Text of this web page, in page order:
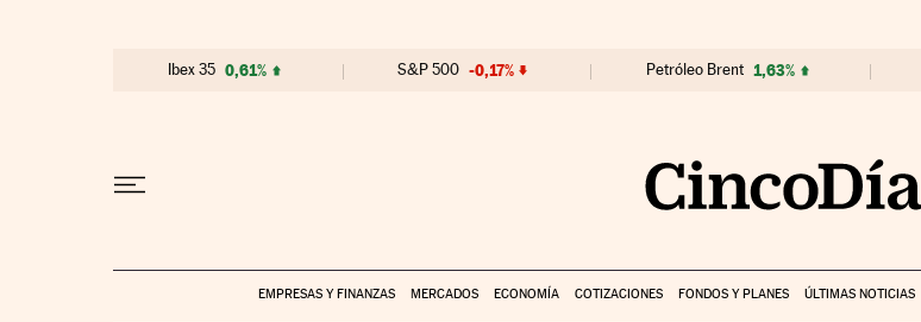
Ibex 35 0,61% S&P 500 -0,17% Petróleo Brent 1,63%
EMPRESAS Y FINANZAS MERCADOS ECONOMÍA COTIZACIONES FONDOS Y PLANES ÚLTIMAS NOTICIAS